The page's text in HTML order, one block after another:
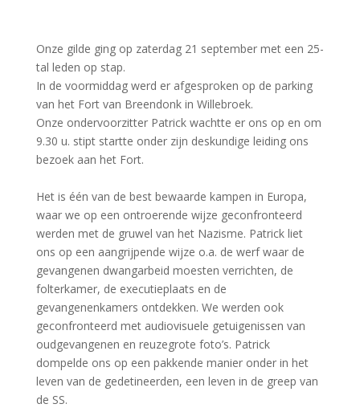
Onze gilde ging op zaterdag 21 september met een 25-
tal leden op stap.
In de voormiddag werd er afgesproken op de parking
van het Fort van Breendonk in Willebroek.
Onze ondervoorzitter Patrick wachtte er ons op en om
9.30 u. stipt startte onder zijn deskundige leiding ons
bezoek aan het Fort.
Het is één van de best bewaarde kampen in Europa,
waar we op een ontroerende wijze geconfronteerd
werden met de gruwel van het Nazisme. Patrick liet
ons op een aangrijpende wijze o.a. de werf waar de
gevangenen dwangarbeid moesten verrichten, de
folterkamer, de executieplaats en de
gevangenenkamers ontdekken. We werden ook
geconfronteerd met audiovisuele getuigenissen van
oudgevangenen en reuzegrote foto’s. Patrick
dompelde ons op een pakkende manier onder in het
leven van de gedetineerden, een leven in de greep van
de SS.